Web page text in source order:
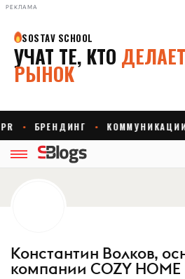
РЕКЛАМА
Константин Волков,
компании COZY HOME